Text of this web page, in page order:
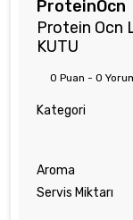
ProteinOcn
Protein Ocn
KUTU
0 Puan - 0
Kategori
Aroma
Servis Miktarı